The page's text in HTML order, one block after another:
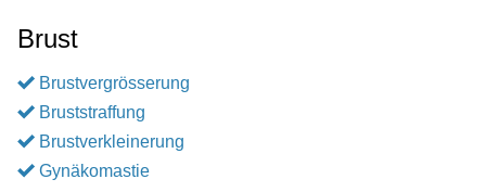
Brust
Brustvergrösserung
Bruststraffung
Brustverkleinerung
Gynäkomastie